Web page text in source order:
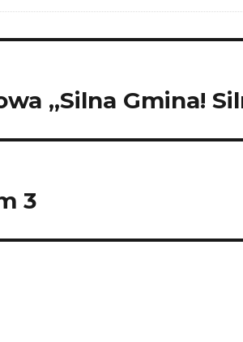
„Silna Gmina!
3